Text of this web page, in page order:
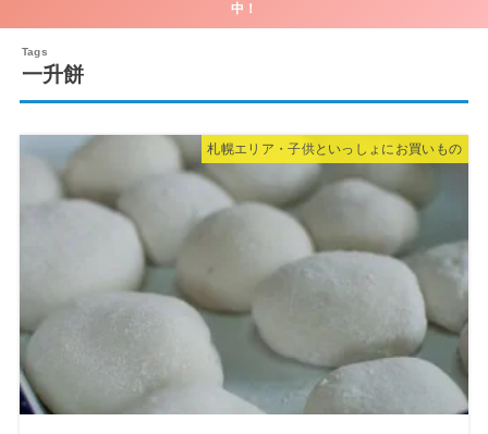
中！
一升餅
札幌エリア・子供といっしょにお買いもの